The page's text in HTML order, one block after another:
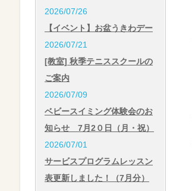
2026/07/26
【イベント】お盆うきわデー
2026/07/21
[教室] 秋季テニススクールの
ご案内
2026/07/09
ベビースイミング体験会のお
知らせ 7月2０日（月・祝）
2026/07/01
サービスプログラムレッスン
表更新しました！（7月分）